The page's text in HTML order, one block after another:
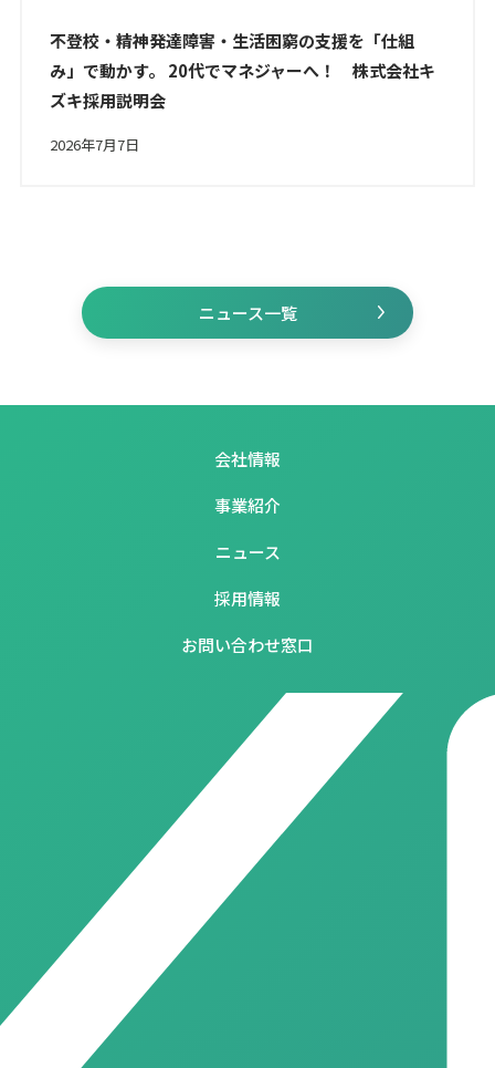
不登校・精神発達障害・生活困窮の支援を「仕組
み」で動かす。 20代でマネジャーへ！ 株式会社キ
ズキ採用説明会
2026年7月7日
ニュース一覧
会社情報
事業紹介
ニュース
採用情報
お問い合わせ窓口